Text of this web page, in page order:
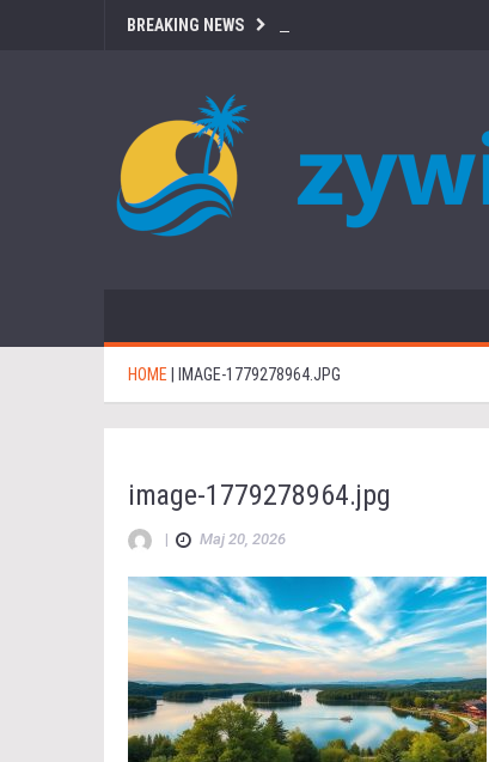
BREAKING NEWS
HOME IMAGE-1779278964.JPG
image-1779278964.jpg
| Maj 20, 2026